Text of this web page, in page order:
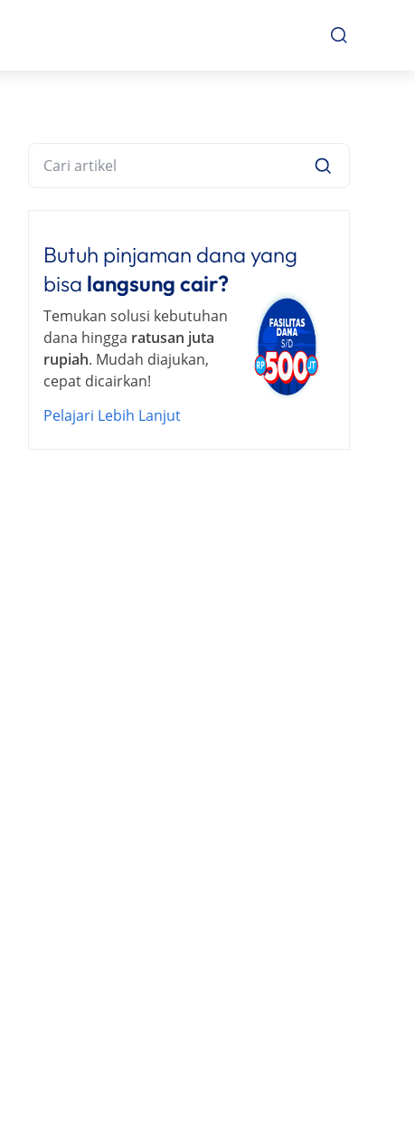
Butuh pinjaman dana yang
bisa langsung cair?
Temukan solusi kebutuhan
dana hingga ratusan juta
rupiah. Mudah diajukan,
cepat dicairkan!
Pelajari Lebih Lanjut